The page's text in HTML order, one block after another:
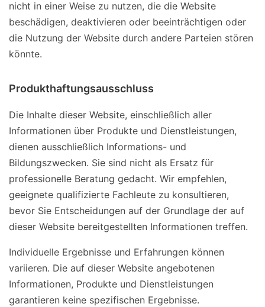
nicht in einer Weise zu nutzen, die die Website
beschädigen, deaktivieren oder beeinträchtigen oder
die Nutzung der Website durch andere Parteien stören
könnte.
Produkthaftungsausschluss
Die Inhalte dieser Website, einschließlich aller
Informationen über Produkte und Dienstleistungen,
dienen ausschließlich Informations- und
Bildungszwecken. Sie sind nicht als Ersatz für
professionelle Beratung gedacht. Wir empfehlen,
geeignete qualifizierte Fachleute zu konsultieren,
bevor Sie Entscheidungen auf der Grundlage der auf
dieser Website bereitgestellten Informationen treffen.
Individuelle Ergebnisse und Erfahrungen können
variieren. Die auf dieser Website angebotenen
Informationen, Produkte und Dienstleistungen
garantieren keine spezifischen Ergebnisse.